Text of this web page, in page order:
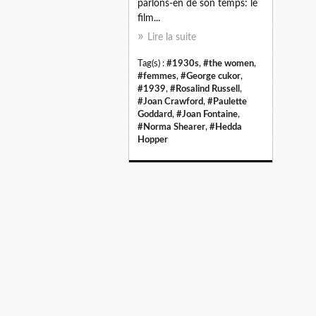
parlons-en de son temps: le
film...
Lire la suite
Tag(s) : #1930s, #the women,
#femmes, #George cukor,
#1939, #Rosalind Russell ,
#Joan Crawford, #Paulette
Goddard, #Joan Fontaine,
#Norma Shearer, #Hedda
Hopper